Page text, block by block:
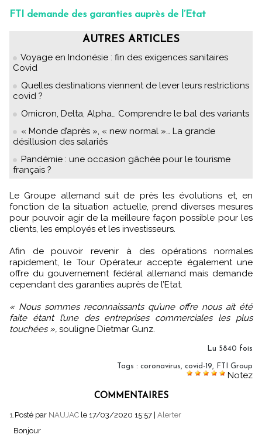
FTI demande des garanties auprès de l’Etat
AUTRES ARTICLES
Voyage en Indonésie : fin des exigences sanitaires
Covid
Quelles destinations viennent de lever leurs restrictions
covid ?
Omicron, Delta, Alpha… Comprendre le bal des variants
« Monde d’après », « new normal »… La grande
désillusion des salariés
Pandémie : une occasion gâchée pour le tourisme
français ?
Le Groupe allemand suit de près les évolutions et, en
fonction de la situation actuelle, prend diverses mesures
pour pouvoir agir de la meilleure façon possible pour les
clients, les employés et les investisseurs.
Afin de pouvoir revenir à des opérations normales
rapidement, le Tour Opérateur accepte également une
offre du gouvernement fédéral allemand mais demande
cependant des garanties auprès de l’Etat.
« Nous sommes reconnaissants qu’une offre nous ait été
faite étant l’une des entreprises commerciales les plus
touchées », souligne Dietmar Gunz.
Lu 5840 fois
Tags : coronavirus, covid-19, FTI Group
Notez
COMMENTAIRES
1.Posté par NAUJAC le 17/03/2020 15:57 Alerter
Bonjour